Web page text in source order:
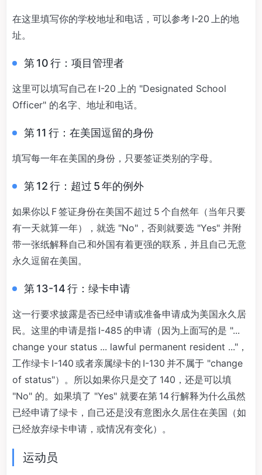
在这里填写你的学校地址和电话，可以参考 I-20 上的地
址。
第 10 行：项目管理者
这里可以填写自己在 I-20 上的 "Designated School
Officer" 的名字、地址和电话。
第 11 行：在美国逗留的身份
填写每一年在美国的身份，只要签证类别的字母。
第 12 行：超过 5 年的例外
如果你以 F 签证身份在美国不超过 5 个自然年（当年只要
有一天就算一年），就选 "No"，否则就要选 "Yes" 并附
带一张纸解释自己和外国有着更强的联系，并且自己无意
永久逗留在美国。
第 13-14 行：绿卡申请
这一行要求披露是否已经申请或准备申请成为美国永久居
民。这里的申请是指 I-485 的申请（因为上面写的是 "...
change your status ... lawful permanent resident ..."，
工作绿卡 I-140 或者亲属绿卡的 I-130 并不属于 "change
of status"）。所以如果你只是交了 140，还是可以填
"No" 的。如果填了 "Yes" 就要在第 14 行解释为什么虽然
已经申请了绿卡，自己还是没有意图永久居住在美国（如
已经放弃绿卡申请，或情况有变化）。
运动员